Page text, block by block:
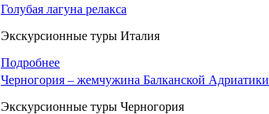
Голубая лагуна релакса
Экскурсионные туры Италия
Подробнее
Черногория – жемчужина Балканской Адриатики
Экскурсионные туры Черногория